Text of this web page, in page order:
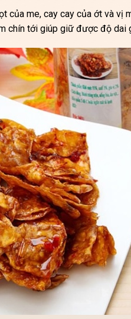
me, cay cay của ớt và vị
chín tới giúp giữ được độ dai